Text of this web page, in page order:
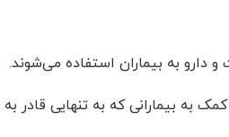
دارو به بیماران استفاده می‌شوند.
به بیمارانی که به تنهایی